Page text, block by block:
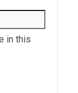
in this